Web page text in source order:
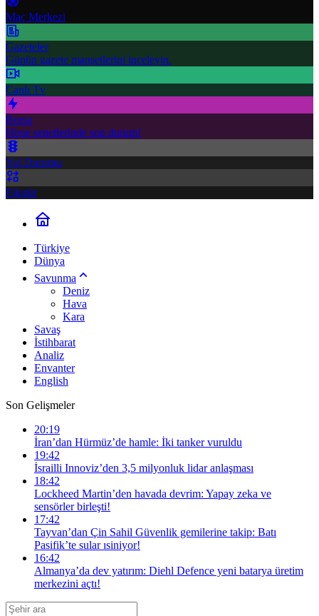
Maç Merkezi
Gazeteler
Günün gazete manşetlerini inceleyin.
Canlı Tv
Borsa
Hisse senetlerinde son durum!
Yol Durumu
Fikstür
Türkiye
Dünya
Savunma
Deniz
Hava
Kara
Savaş
İstihbarat
Analiz
Envanter
English
Son Gelişmeler
20:19
İran’dan Hürmüz’de hamle: İki tanker vuruldu
19:42
İsrailli Innoviz’den 3,5 milyonluk lidar anlaşması
18:42
Lockheed Martin’den havada devrim: Yapay zeka ve
sensörler birleşti!
17:42
Tayvan’dan Çin Sahil Güvenlik gemilerine takip: Batı
Pasifik’te sular ısiniyor!
16:42
Almanya’da dev yatırım: Diehl Defence yeni batarya üretim
merkezini açtı!